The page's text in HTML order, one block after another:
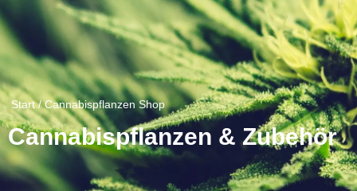
Start/ Cannabispflanzen Shop
Cannabispflanzen & Zubehör